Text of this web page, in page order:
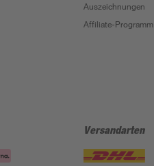
Auszeichnungen
Affiliate-Programm
Versandarten